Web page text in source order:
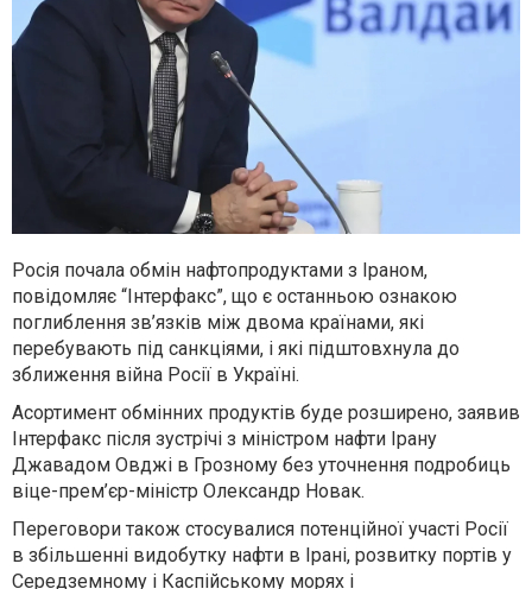
Росія почала обмін нафтопродуктами з Іраном,
повідомляє “Інтерфакс”, що є останньою ознакою
поглиблення зв’язків між двома країнами, які
перебувають під санкціями, і які підштовхнула до
зближення війна Росії в Україні.
Асортимент обмінних продуктів буде розширено, заявив
Інтерфакс після зустрічі з міністром нафти Ірану
Джавадом Овджі в Грозному без уточнення подробиць
віце-прем’єр-міністр Олександр Новак.
Переговори також стосувалися потенційної участі Росії
в збільшенні видобутку нафти в Ірані, розвитку портів у
Середземному і Каспійському морях і